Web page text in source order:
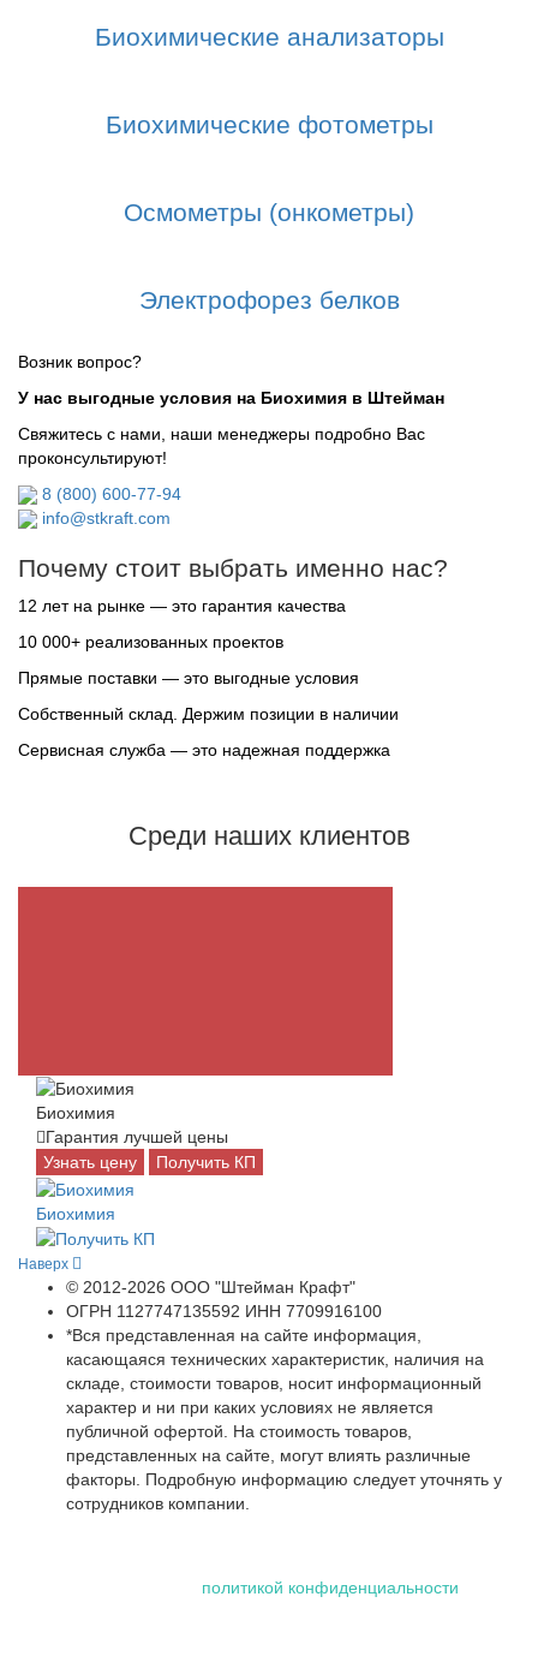
Биохимические анализаторы
Биохимические фотометры
Осмометры (онкометры)
Электрофорез белков
Возник вопрос?
У нас выгодные условия на Биохимия в Штейман
Свяжитесь с нами, наши менеджеры подробно Вас
проконсультируют!
8 (800) 600-77-94
info@stkraft.com
Почему стоит выбрать именно нас?
12 лет на рынке — это гарантия качества
10 000+ реализованных проектов
Прямые поставки — это выгодные условия
Собственный склад. Держим позиции в наличии
Сервисная служба — это надежная поддержка
Среди наших клиентов
Биохимия
Гарантия лучшей цены
Узнать цену
Получить КП
Биохимия
Наверх
© 2012-2026 ООО "Штейман Крафт"
ОГРН 1127747135592 ИНН 7709916100
*Вся представленная на сайте информация,
касающаяся технических характеристик, наличия на
складе, стоимости товаров, носит информационный
характер и ни при каких условиях не является
публичной офертой. На стоимость товаров,
представленных на сайте, могут влиять различные
факторы. Подробную информацию следует уточнять у
сотрудников компании.
политикой конфиденциальности